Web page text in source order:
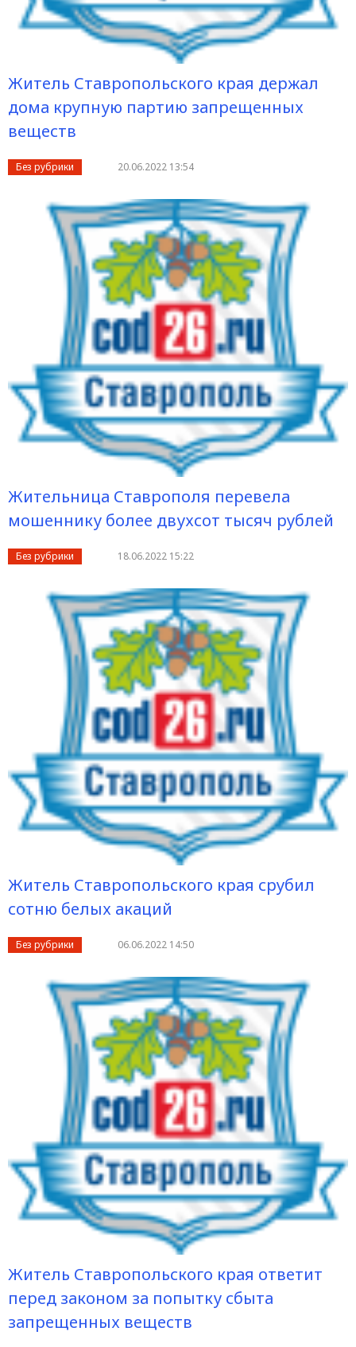
Житель Ставропольского края держал
дома крупную партию запрещенных
веществ
Без рубрики 20.06.2022 13:54
Жительница Ставрополя перевела
мошеннику более двухсот тысяч рублей
Без рубрики 18.06.2022 15:22
Житель Ставропольского края срубил
сотню белых акаций
Без рубрики 06.06.2022 14:50
Житель Ставропольского края ответит
перед законом за попытку сбыта
запрещенных веществ